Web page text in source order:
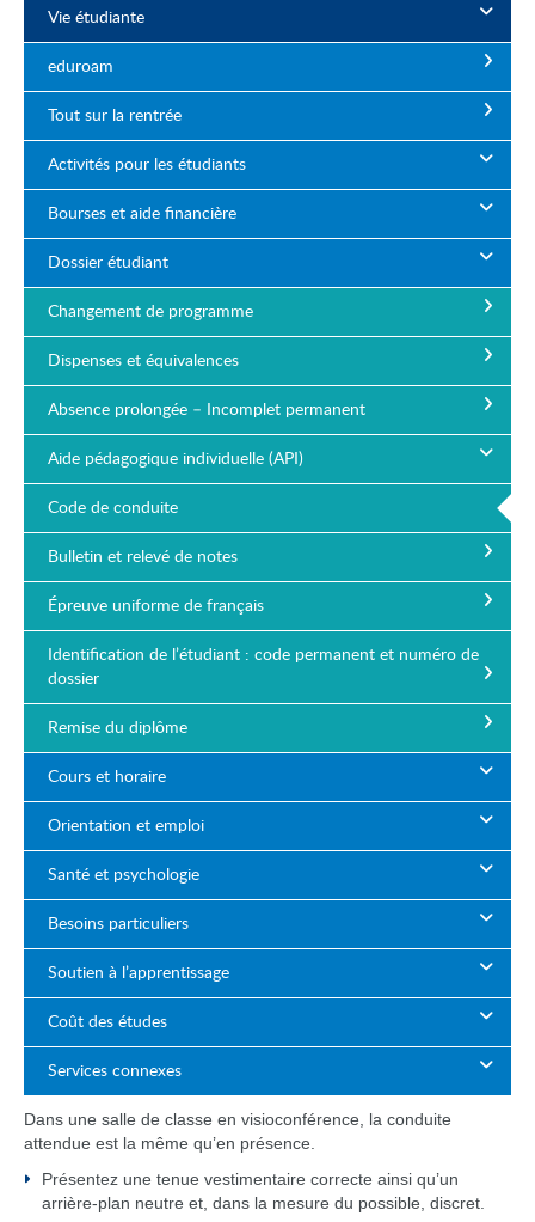
Vie étudiante
eduroam
Tout sur la rentrée
Activités pour les étudiants
Bourses et aide financière
Dossier étudiant
Changement de programme
Dispenses et équivalences
Absence prolongée – Incomplet permanent
Aide pédagogique individuelle (API)
Code de conduite
Bulletin et relevé de notes
Épreuve uniforme de français
Identification de l’étudiant : code permanent et numéro de
dossier
Remise du diplôme
Cours et horaire
Orientation et emploi
Santé et psychologie
Besoins particuliers
Soutien à l’apprentissage
Coût des études
Services connexes
Dans une salle de classe en visioconférence, la conduite
attendue est la même qu’en présence.
Présentez une tenue vestimentaire correcte ainsi qu’un
arrière-plan neutre et, dans la mesure du possible, discret.